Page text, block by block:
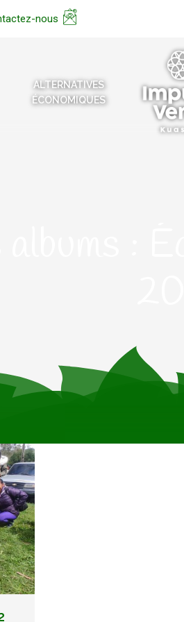
nous
ALTERNATIVES
ÉCONOMIQUES